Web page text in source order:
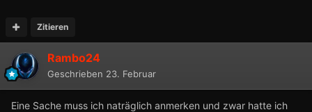
Zitieren
Rambo24
Geschrieben 23. Februar
Eine Sache muss ich naträglich anmerken und zwar hatte ich